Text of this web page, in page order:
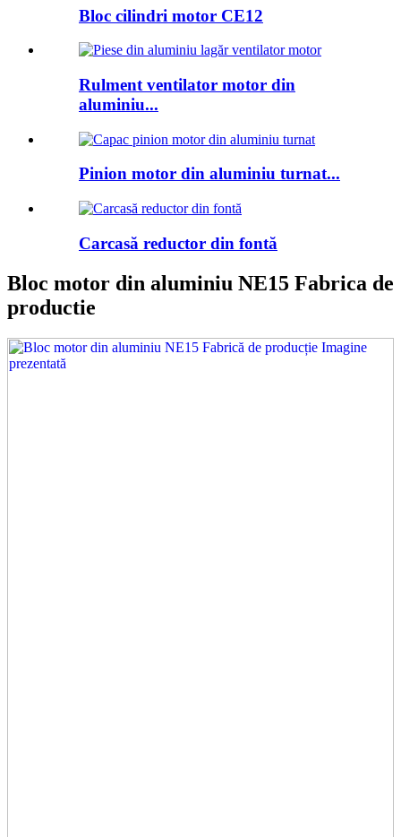
Bloc cilindri motor CE12
Rulment ventilator motor din
aluminiu...
Pinion motor din aluminiu turnat...
Carcasă reductor din fontă
Bloc motor din aluminiu NE15 Fabrica de
productie